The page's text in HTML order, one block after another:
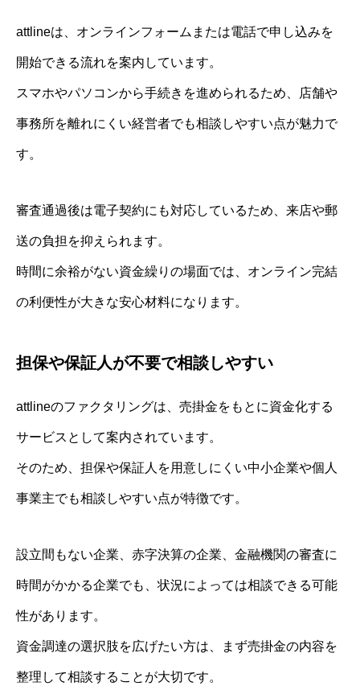
attlineは、オンラインフォームまたは電話で申し込みを
開始できる流れを案内しています。
スマホやパソコンから手続きを進められるため、店舗や
事務所を離れにくい経営者でも相談しやすい点が魅力で
す。
審査通過後は電子契約にも対応しているため、来店や郵
送の負担を抑えられます。
時間に余裕がない資金繰りの場面では、オンライン完結
の利便性が大きな安心材料になります。
担保や保証人が不要で相談しやすい
attlineのファクタリングは、売掛金をもとに資金化する
サービスとして案内されています。
そのため、担保や保証人を用意しにくい中小企業や個人
事業主でも相談しやすい点が特徴です。
設立間もない企業、赤字決算の企業、金融機関の審査に
時間がかかる企業でも、状況によっては相談できる可能
性があります。
資金調達の選択肢を広げたい方は、まず売掛金の内容を
整理して相談することが大切です。